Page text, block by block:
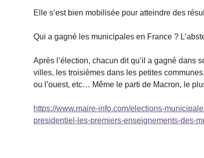
Elle s’est bien mobilisée pour atteindre des
Qui a gagné les municipales en France ?
Après l’élection, chacun dit qu’il a gagné dans
villes, les troisièmes dans les petites
ou l’ouest, etc… Même le parti de Macron, le
https://www.maire-info.com/elections-
presidentiel-les-premiers-enseignements-des-